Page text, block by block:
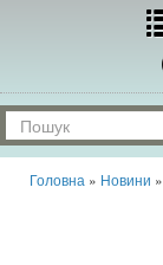
Головна » Новини »